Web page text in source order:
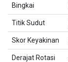
Bingkai
Titik Sudut
Skor Keyakinan
Derajat Rotasi